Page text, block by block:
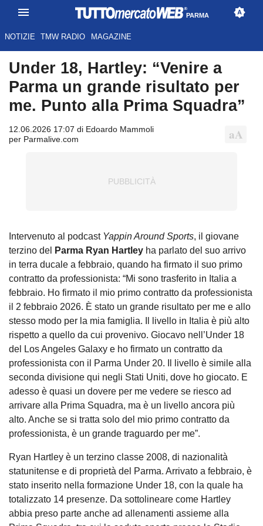
PARMA
NOTIZIE TMW RADIO MAGAZINE
Under 18, Hartley: “Venire a
Parma un grande risultato per
me. Punto alla Prima Squadra”
12.06.2026 17:07 di Edoardo Mammoli
per Parmalive.com
Intervenuto al podcast Yappin Around Sports, il giovane
terzino del
Parma Ryan Hartley ha parlato del suo arrivo
in terra ducale a febbraio, quando ha firmato il suo primo
contratto da professionista: “Mi sono trasferito in Italia a
febbraio. Ho firmato il mio primo contratto da professionista
il 2 febbraio 2026. È stato un grande risultato per me e allo
stesso modo per la mia famiglia. Il livello in Italia è più alto
rispetto a quello da cui provenivo. Giocavo nell’Under 18
del Los Angeles Galaxy e ho firmato un contratto da
professionista con il Parma Under 20. Il livello è simile alla
seconda divisione qui negli Stati Uniti, dove ho giocato. E
adesso è quasi un dovere per me vedere se riesco ad
arrivare alla Prima Squadra, ma è un livello ancora più
alto. Anche se si tratta solo del mio primo contratto da
professionista, è un grande traguardo per me”.
Ryan Hartley è un terzino classe 2008, di nazionalità
statunitense e di proprietà del Parma. Arrivato a febbraio, è
stato inserito nella formazione Under 18, con la quale ha
totalizzato 14 presenze. Da sottolineare come Hartley
abbia preso parte anche ad allenamenti assieme alla